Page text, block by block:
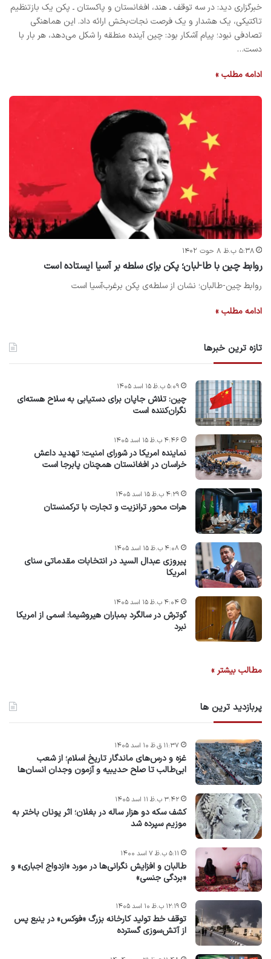
خبرگزاری دید: در سه توقف ـ هند، افغانستان و پاکستان ـ پکن یک بازتنظیم
تاکتیکی، یک هشدار و یک فرصت نجات‌بخش ارائه داد. این هماهنگی
تصادفی نبود؛ پیام آشکار بود: چین آینده منطقه را شکل می‌دهد، هر بار با
دست…
ادامه مطلب »
۵:۳۸ ب.ظ ۸ حوت ۱۴۰۲
روابط چین با طا-لبان؛ پکن برای سلطه بر آسیا ایستاده است
روابط چین-طالبان؛ نشان از سلطه‌ی پکن برغرب‌آسیا است
ادامه مطلب »
تازه ترین خبرها
چین: تلاش جاپان برای دستیابی به سلاح هسته‌ای
نگران‌کننده است
۵:۰۹ ب.ظ ۱۵ اسد ۱۴۰۵
نماینده امریکا در شورای امنیت؛ تهدید داعش
خراسان در افغانستان همچنان پابرجا است
۴:۴۶ ب.ظ ۱۵ اسد ۱۴۰۵
هرات محور ترانزیت و تجارت با ترکمنستان
۴:۲۹ ب.ظ ۱۵ اسد ۱۴۰۵
پیروزی عبدال السید در انتخابات مقدماتی سنای
امریکا
۴:۰۸ ب.ظ ۱۵ اسد ۱۴۰۵
گوترش در سالگرد بمباران هیروشیما: اسمی از امریکا
نبرد
۴:۰۴ ب.ظ ۱۵ اسد ۱۴۰۵
مطالب بیشتر »
پربازدید ترین ها
غزه و درس‌های ماندگار تاریخ اسلام؛ از شعب
ابی‌طالب تا صلح حدیبیه و آزمون وجدان انسان‌ها
۱۱:۳۷ ق.ظ ۱۰ اسد ۱۴۰۵
کشف سکه دو هزار ساله در بغلان؛ اثر یونان باختر به
موزیم سپرده شد
۳:۴۲ ب.ظ ۱۱ اسد ۱۴۰۵
طالبان و افزایش نگرانی‌ها در مورد «ازدواج اجباری» و
«بردگی جنسی»
۵:۱۱ ب.ظ ۷ اسد ۱۴۰۰
توقف خط تولید کارخانه بزرگ «فوکس» در ینبع پس
از آتش‌سوزی گسترده
۱۲:۱۹ ب.ظ ۱۰ اسد ۱۴۰۵